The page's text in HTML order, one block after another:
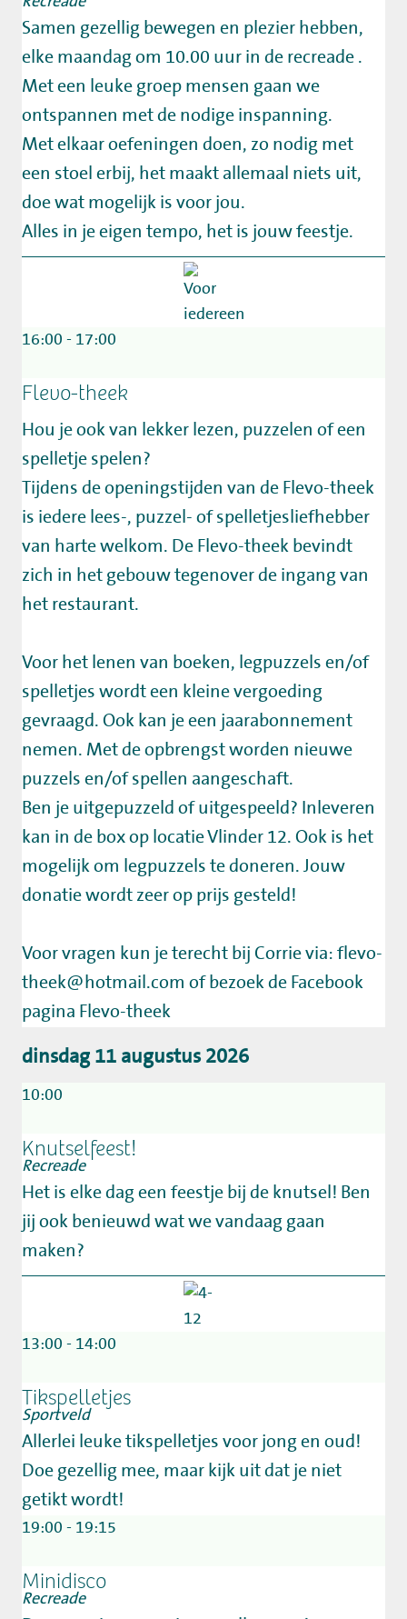
Samen gezellig bewegen en plezier hebben,
elke maandag om 10.00 uur in de recreade .
Met een leuke groep mensen gaan we
ontspannen met de nodige inspanning.
Met elkaar oefeningen doen, zo nodig met
een stoel erbij, het maakt allemaal niets uit,
doe wat mogelijk is voor jou.
Alles in je eigen tempo, het is jouw feestje.
16:00 - 17:00
Flevo-theek
Hou je ook van lekker lezen, puzzelen of een
spelletje spelen?
Tijdens de openingstijden van de Flevo-theek
is iedere lees-, puzzel- of spelletjesliefhebber
van harte welkom. De Flevo-theek bevindt
zich in het gebouw tegenover de ingang van
het restaurant.
Voor het lenen van boeken, legpuzzels en/of
spelletjes wordt een kleine vergoeding
gevraagd. Ook kan je een jaarabonnement
nemen. Met de opbrengst worden nieuwe
puzzels en/of spellen aangeschaft.
Ben je uitgepuzzeld of uitgespeeld? Inleveren
kan in de box op locatie Vlinder 12. Ook is het
mogelijk om legpuzzels te doneren. Jouw
donatie wordt zeer op prijs gesteld!
Voor vragen kun je terecht bij Corrie via: flevo-
theek@hotmail.com of bezoek de Facebook
pagina Flevo-theek
dinsdag 11 augustus 2026
10:00
Knutselfeest!
Recreade
Het is elke dag een feestje bij de knutsel! Ben
jij ook benieuwd wat we vandaag gaan
maken?
13:00 - 14:00
Tikspelletjes
Sportveld
Allerlei leuke tikspelletjes voor jong en oud!
Doe gezellig mee, maar kijk uit dat je niet
getikt wordt!
19:00 - 19:15
Minidisco
Recreade